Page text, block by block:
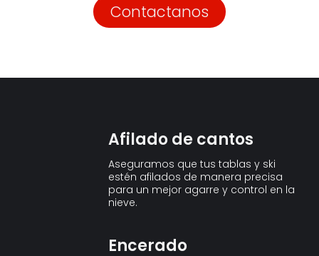
Contactanos
Afilado de cantos
Aseguramos que tus tablas y ski
estén afilados de manera precisa
para un mejor agarre y control en la
nieve.
Encerado